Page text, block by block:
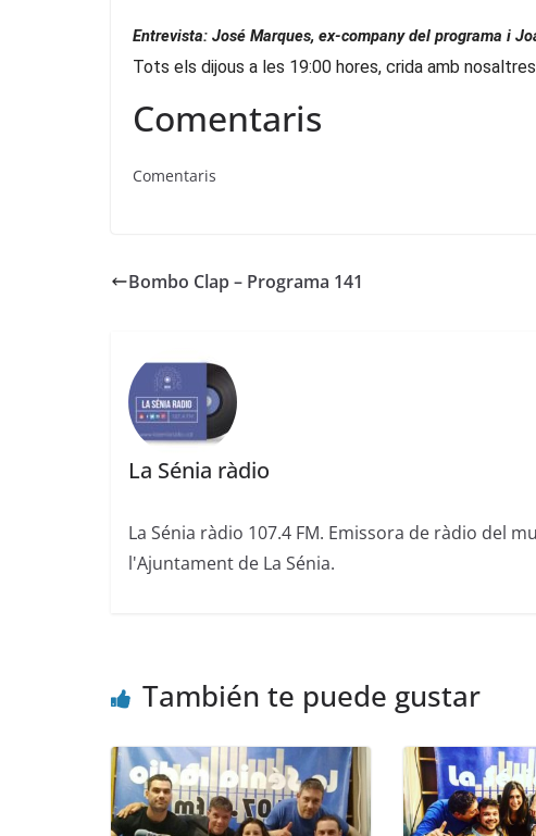
Entrevista: José Marques, ex-company del programa i
Tots els dijous a les 19:00 hores, crida amb
Comentaris
Comentaris
Bombo Clap – Programa 141
La Sénia ràdio
La Sénia ràdio 107.4 FM. Emissora de ràdio del
l'Ajuntament de La Sénia.
También te puede gustar